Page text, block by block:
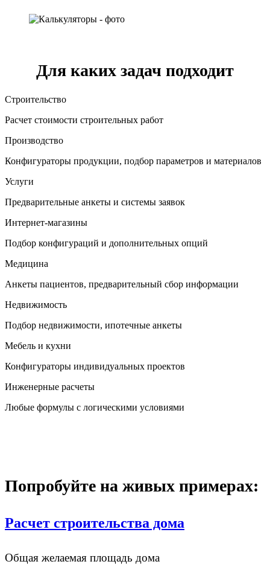
Для каких задач подходит
Строительство
Расчет стоимости строительных работ
Производство
Конфигураторы продукции, подбор параметров и материалов
Услуги
Предварительные анкеты и системы заявок
Интернет-магазины
Подбор конфигураций и дополнительных опций
Медицина
Анкеты пациентов, предварительный сбор информации
Недвижимость
Подбор недвижимости, ипотечные анкеты
Мебель и кухни
Конфигураторы индивидуальных проектов
Инженерные расчеты
Любые формулы с логическими условиями
Попробуйте на живых примерах:
Расчет строительства дома
Общая желаемая площадь дома